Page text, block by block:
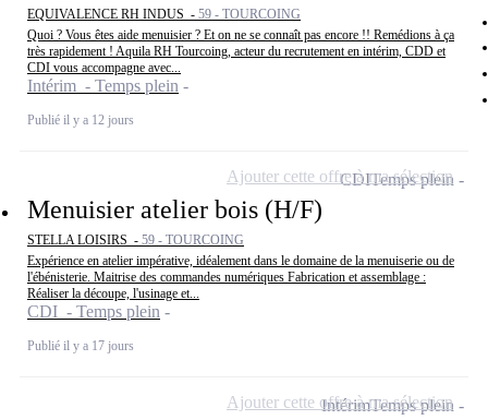
EQUIVALENCE RH INDUS - 59 - TOURCOING
Quoi ? Vous êtes aide menuisier ? Et on ne se connaît pas encore !! Remédions à ça
très rapidement ! Aquila RH Tourcoing, acteur du recrutement en intérim, CDD et
CDI vous accompagne avec...
Intérim - Temps plein
Publié il y a 12 jours
Menuisier atelier bois (H/F)
STELLA LOISIRS - 59 - TOURCOING
Expérience en atelier impérative, idéalement dans le domaine de la menuiserie ou de
l'ébénisterie. Maitrise des commandes numériques Fabrication et assemblage :
Réaliser la découpe, l'usinage et...
CDI - Temps plein
Publié il y a 17 jours
CDITemps plein
Ajouter cette offre à ma sélection
IntérimTemps plein
Ajouter cette offre à ma sélection